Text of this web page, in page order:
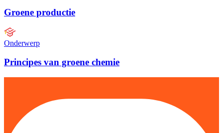
Groene productie
Onderwerp
Principes van groene chemie